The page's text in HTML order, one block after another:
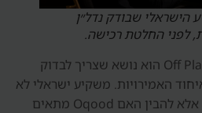
הישראלי שבודק נדל״ן
לפני החלטת רכישה.
Oqood בדובאי למשקיעי Off Plan הוא נושא שצריך לבדוק
האמירויות. משקיע ישראלי לא
צריך עוד רשימת פרויקטים, אלא להבין האם Oqood מתאים